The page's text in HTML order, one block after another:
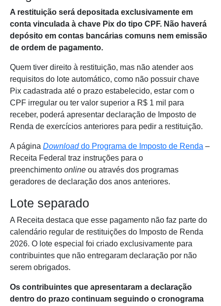
A restituição será depositada exclusivamente em
conta vinculada à chave Pix do tipo CPF. Não haverá
depósito em contas bancárias comuns nem emissão
de ordem de pagamento.
Quem tiver direito à restituição, mas não atender aos
requisitos do lote automático, como não possuir chave
Pix cadastrada até o prazo estabelecido, estar com o
CPF irregular ou ter valor superior a R$ 1 mil para
receber, poderá apresentar declaração de Imposto de
Renda de exercícios anteriores para pedir a restituição.
A página Downloaddo Programa de Imposto de Renda –
Receita Federal traz instruções para o
preenchimento online ou através dos programas
geradores de declaração dos anos anteriores.
Lote separado
A Receita destaca que esse pagamento não faz parte do
calendário regular de restituições do Imposto de Renda
2026. O lote especial foi criado exclusivamente para
contribuintes que não entregaram declaração por não
serem obrigados.
Os contribuintes que apresentaram a declaração
dentro do prazo continuam seguindo o cronograma